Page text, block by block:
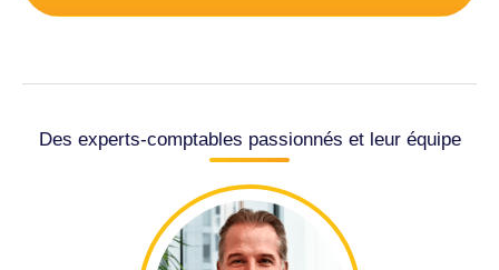
Des experts-comptables passionnés et leur équipe